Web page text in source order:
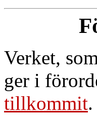
Verket,
ger i
tillkommit.